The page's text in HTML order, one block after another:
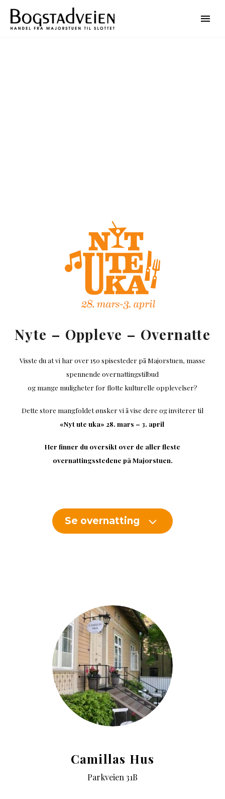
Nyte – Oppleve – Overnatte
Visste du at vi har over 150 spisesteder på Majorstuen, masse
spennende overnattingstilbud
og mange muligheter for flotte kulturelle opplevelser?
Dette store mangfoldet ønsker vi å vise dere og inviterer til
«Nyt ute uka» 28. mars – 3. april
Her finner du oversikt over de aller fleste
overnattingsstedene på Majorstuen.
Se overnatting 3
Camillas Hus
Parkveien 31B